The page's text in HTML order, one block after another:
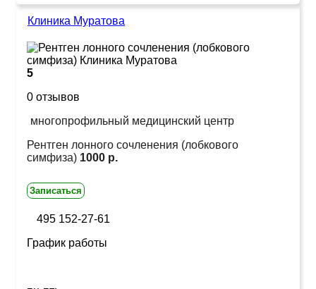
Клиника Муратова
5
0 отзывов
многопрофильный медицинский центр
Рентген лонного сочленения (лобкового
симфиза) 1000 р.
Записаться
495 152-27-61
График работы